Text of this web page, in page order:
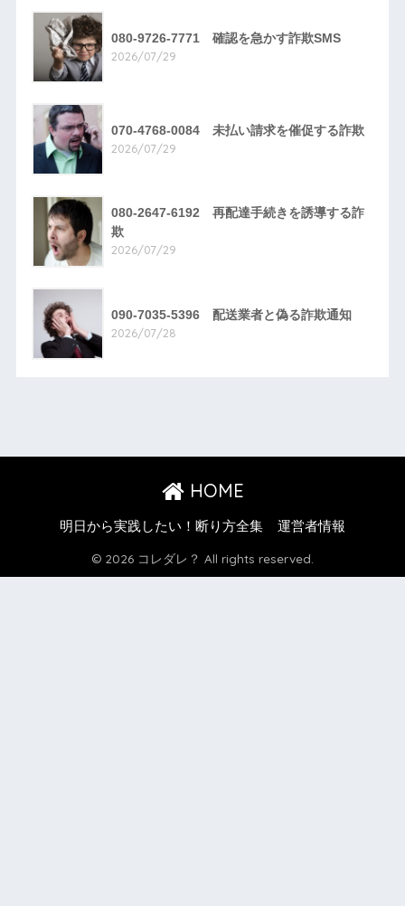
080-9726-7771 確認を急かす詐欺SMS
2026/07/29
070-4768-0084 未払い請求を催促する詐欺
2026/07/29
080-2647-6192 再配達手続きを誘導する詐
欺
2026/07/29
090-7035-5396 配送業者と偽る詐欺通知
2026/07/28
HOME
明日から実践したい！断り方全集 運営者情報
© 2026 コレダレ？ All rights reserved.